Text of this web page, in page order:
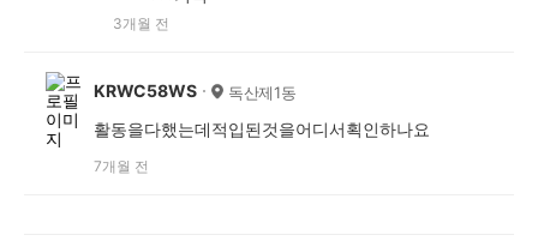
3개월 전
KRWC58WS 독산제1동
활동을다했는데적입된것을어디서획인하나요
7개월 전